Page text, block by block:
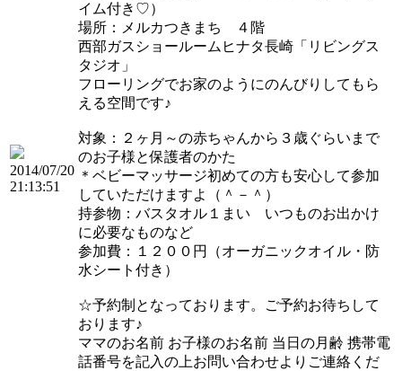
2014/07/20
21:13:51
イム付き♡）
場所：メルカつきまち ４階
西部ガスショールームヒナタ長崎「リビングス
タジオ」
フローリングでお家のようにのんびりしてもら
える空間です♪
対象：２ヶ月～の赤ちゃんから３歳ぐらいまで
のお子様と保護者のかた
＊ベビーマッサージ初めての方も安心して参加
していただけますよ（＾－＾）
持参物：バスタオル１まい いつものお出かけ
に必要なものなど
参加費：１２００円（オーガニックオイル・防
水シート付き）
☆予約制となっております。ご予約お待ちして
おります♪
ママのお名前 お子様のお名前 当日の月齢 携帯電
話番号を記入の上お問い合わせよりご連絡くだ